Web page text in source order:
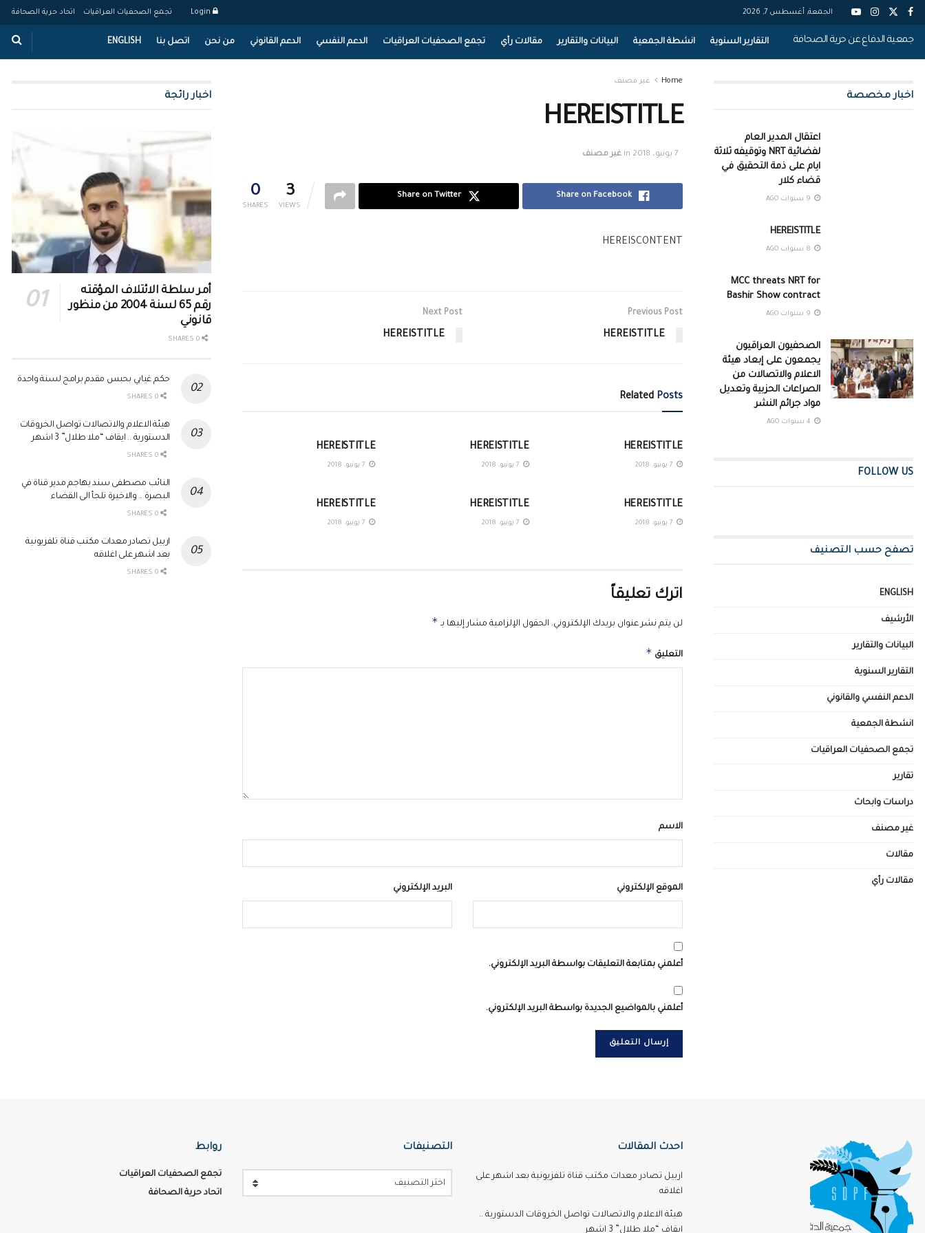
الجمعة, أغسطس 7, 2026 تجمع الصحفيات العراقيات اتحاد حرية الصحافة
جمعية الدفاع عن حرية الصحافة التقارير السنوية انشطة الجمعية البيانات والتقارير مقالات رأي تجمع الصحفيات العراقيات الدعم النفسي الدعم القانوني من نحن اتصل بنا ENGLISH
Home غير مصنف
HEREISTITLE
7 يونيو، 2018 in غير مصنف
0
SHARES
3
VIEWS
Share on Facebook
Share on Twitter
HEREISCONTENT
Previous Post
HEREISTITLE
Next Post
HEREISTITLE
Related Posts
HEREISTITLE
HEREISTITLE
HEREISTITLE
HEREISTITLE
HEREISTITLE
HEREISTITLE
اترك تعليقاً
لن يتم نشر عنوان بريدك الإلكتروني. الحقول الإلزامية مشار إليها بـ *
التعليق *
الاسم
البريد الإلكتروني الموقع الإلكتروني
أعلمني بمتابعة التعليقات بواسطة البريد الإلكتروني.
أعلمني بالمواضيع الجديدة بواسطة البريد الإلكتروني.
اخبار مخصصة
اعتقال المدير العام
لفضائية NRT وتوقيفه ثلاثة
ايام على ذمة التحقيق في
قضاء كلار
HEREISTITLE
MCC threats NRT for
Bashir Show contract
الصحفيون العراقيون
يجمعون على إبعاد هيئة
الاعلام والاتصالات من
الصراعات الحزبية وتعديل
مواد جرائم النشر
FOLLOW US
تصفح حسب التصنيف
ENGLISH
الأرشيف
البيانات والتقارير
التقارير السنوية
الدعم النفسي والقانوني
انشطة الجمعية
تجمع الصحفيات العراقيات
تقارير
دراسات وابحاث
غير مصنف
مقالات
مقالات رأي
اخبار رائجة
أمر سلطة الائتلاف المؤقته
رقم 65 لسنة 2004 من منظور
قانوني
حكم غيابي بحبس مقدم برامج لسنة واحدة
هيئة الاعلام والاتصالات تواصل الخروقات
الدستورية .. ايقاف “ملا طلال” 3 اشهر
النائب مصطفى سند يهاجم مدير قناة في
البصرة .. والاخيرة تلجأ الى القضاء
اربيل تصادر معدات مكتب قناة تلفزيونية
بعد اشهر على اغلاقه
احدث المقالات
اربيل تصادر معدات مكتب قناة تلفزيونية بعد اشهر على
اغلاقه
هيئة الاعلام والاتصالات تواصل الخروقات الدستورية ..
ايقاف “ملا طلال” 3 اشهر
التصنيفات
اختر التصنيف
روابط
تجمع الصحفيات العراقيات
اتحاد حرية الصحافة